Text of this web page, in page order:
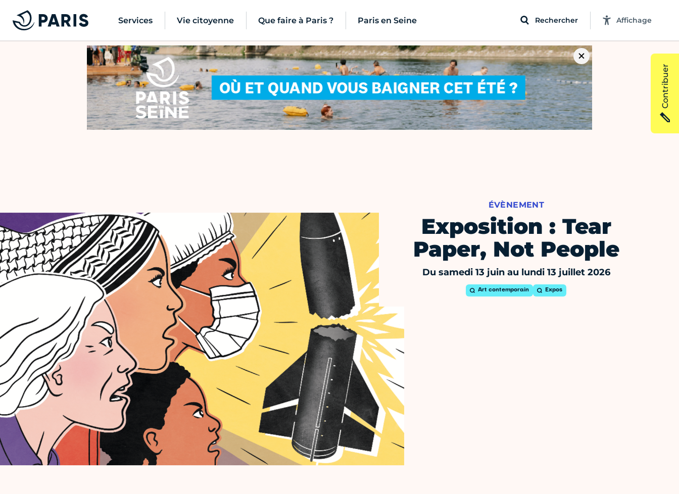
Services Vie citoyenne Que faire à Paris ? Paris en Seine Rechercher Affichage
ÉVÈNEMENT
Exposition : Tear
Paper, Not People
Du samedi 13 juin au lundi 13 juillet 2026
Art contemporain Expos
Contribuer